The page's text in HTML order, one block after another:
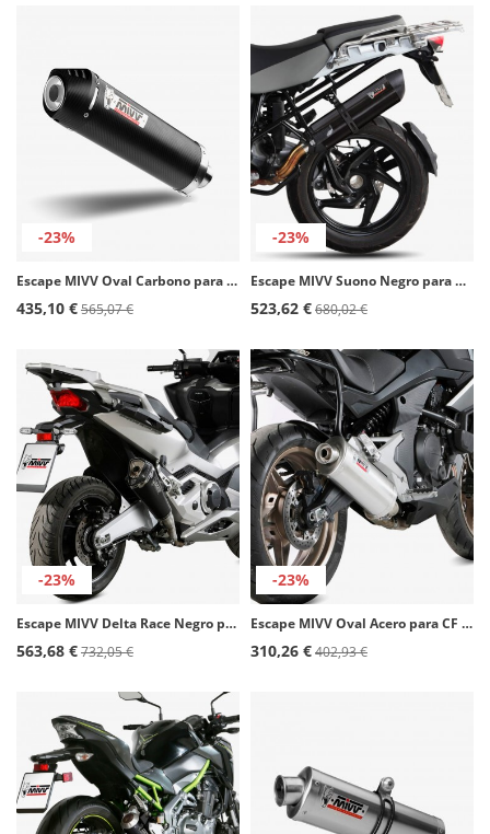
-23%
Escape MIVV Oval Carbono para Triumph Tiger 800 / XC / XR (11-22) T.011.LEC
435,10 €565,07 €
-23%
Escape MIVV Suono Negro para BMW R 1200 GS (10-12) B.012.L9
523,62 €680,02 €
-23%
Escape MIVV Delta Race Negro para Honda Forza 750 (21-26) H.080.LDRB
563,68 €732,05 €
-23%
Escape MIVV Oval Acero para CF MOTO 650 MT (21-25) CF.002.LX2
310,26 €402,93 €